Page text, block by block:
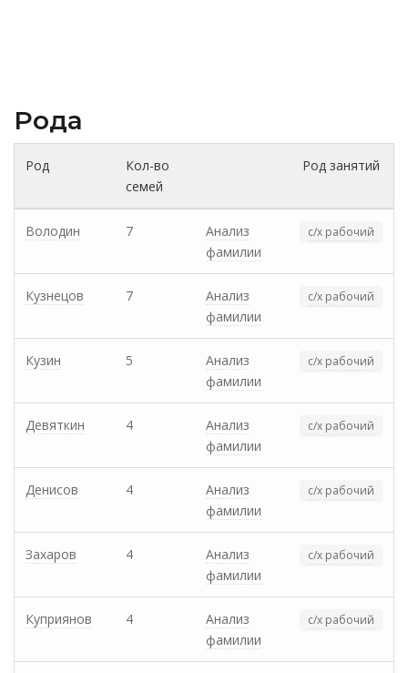
Рода
Род
Кол-во
семей
Род занятий
Володин 7
Анализ
фамилии
с/х рабочий
Кузнецов 7
Анализ
фамилии
с/х рабочий
Кузин 5
Анализ
фамилии
с/х рабочий
Девяткин 4
Анализ
фамилии
с/х рабочий
Денисов 4
Анализ
фамилии
с/х рабочий
Захаров 4
Анализ
фамилии
с/х рабочий
Куприянов 4
Анализ
фамилии
с/х рабочий